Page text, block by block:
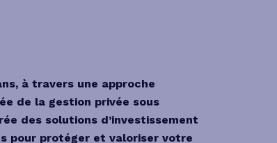
à travers une approche
de la gestion privée sous
des solutions d’investissement
pour protéger et valoriser votre